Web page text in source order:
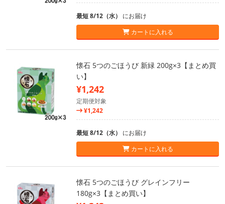
最短 8/12（水） にお届け
カートに入れる
懐石 5つのごほうび 新緑 200g×3【まとめ買
い】
¥1,242
定期便対象
¥1,242
最短 8/12（水） にお届け
カートに入れる
懐石 5つのごほうび グレインフリー
180g×3【まとめ買い】